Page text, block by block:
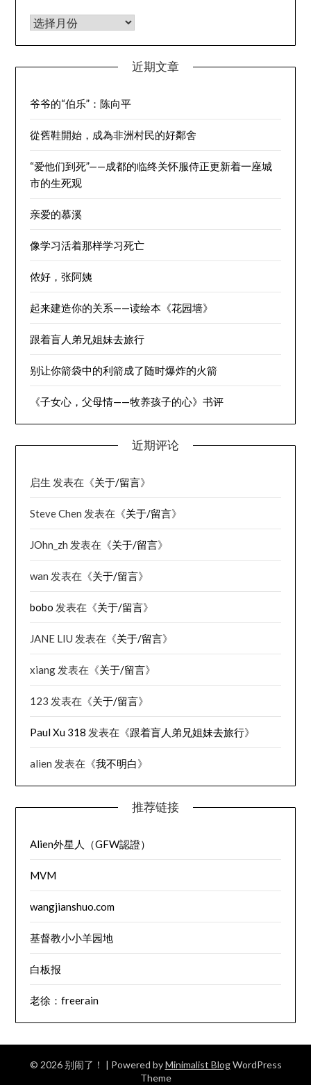
归档
近期文章
爷爷的“伯乐”：陈向平
從舊鞋開始，成為非洲村民的好鄰舍
“爱他们到死”——成都的临终关怀服侍正更新着一座城
市的生死观
亲爱的慕溪
像学习活着那样学习死亡
侬好，张阿姨
起来建造你的关系——读绘本《花园墙》
跟着盲人弟兄姐妹去旅行
别让你箭袋中的利箭成了随时爆炸的火箭
《子女心，父母情——牧养孩子的心》书评
近期评论
启生 发表在《关于/留言》
Steve Chen 发表在《关于/留言》
JOhn_zh 发表在《关于/留言》
wan 发表在《关于/留言》
bobo 发表在《关于/留言》
JANE LIU 发表在《关于/留言》
xiang 发表在《关于/留言》
123 发表在《关于/留言》
Paul Xu 318 发表在《跟着盲人弟兄姐妹去旅行》
alien 发表在《我不明白》
推荐链接
Alien外星人（GFW認證）
MVM
wangjianshuo.com
基督教小小羊园地
白板报
老徐：freerain
© 2026 别闹了！ | Powered byMinimalist BlogWordPress
Theme